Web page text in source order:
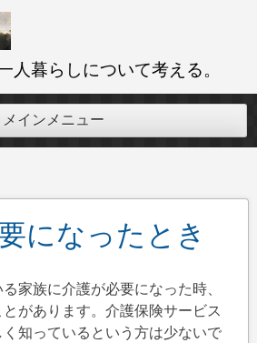
人暮らしについて考える。
メインメニュー
になったとき
家族に介護が必要になった時、
があります。介護保険サービス
知っているという方は少ないで